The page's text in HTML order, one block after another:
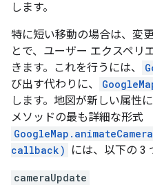
します。
特に短い移動の場合は、変
とで、ユーザー エクスペリ
きます。これを行うには、
び出す代わりに、
します。地図が新しい属性
メソッドの最も詳細な形式
callback)
には、以下の 3
cameraUpdate